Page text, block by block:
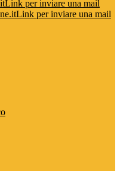
Link per inviare una mail
Link per inviare una mail